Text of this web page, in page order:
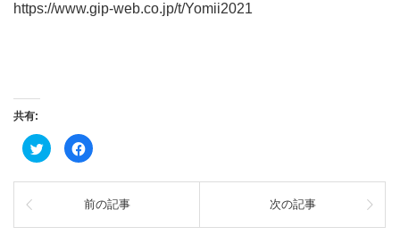
https://www.gip-web.co.jp/t/Yomii2021
共有:
ク
リ
共
Facebook
で
る
に
ク
前の記事 次の記事